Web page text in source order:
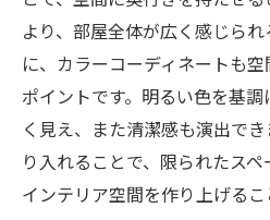
より、部屋全体が広く感じら
に、カラーコーディネートも
ポイントです。明るい色を基
く見え、また清潔感も演出で
り入れることで、限られたス
インテリア空間を作り上げるこ